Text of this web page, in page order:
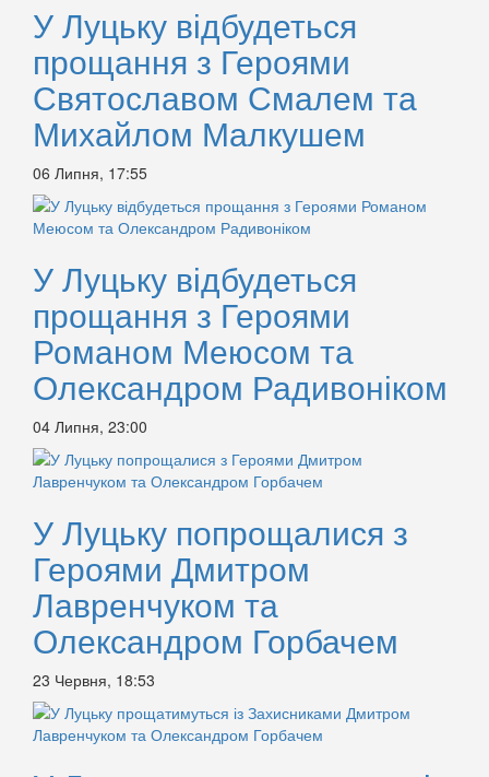
У Луцьку відбудеться
прощання з Героями
Святославом Смалем та
Михайлом Малкушем
06 Липня, 17:55
У Луцьку відбудеться
прощання з Героями
Романом Меюсом та
Олександром Радивоніком
04 Липня, 23:00
У Луцьку попрощалися з
Героями Дмитром
Лавренчуком та
Олександром Горбачем
23 Червня, 18:53